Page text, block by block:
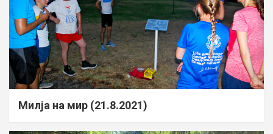
Милја на мир (21.8.2021)